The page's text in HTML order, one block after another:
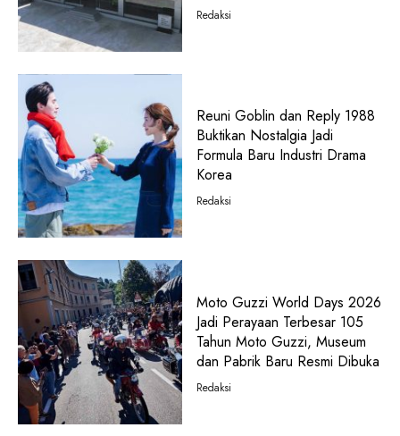
Redaksi
Reuni Goblin dan Reply 1988
Buktikan Nostalgia Jadi
Formula Baru Industri Drama
Korea
Redaksi
Moto Guzzi World Days 2026
Jadi Perayaan Terbesar 105
Tahun Moto Guzzi, Museum
dan Pabrik Baru Resmi Dibuka
Redaksi